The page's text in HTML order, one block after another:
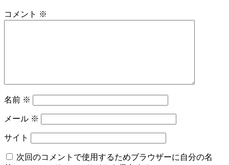
シ
コメント ※
名前 ※
メール ※
サイト
次回のコメントで使用するためブラウザーに自分の名